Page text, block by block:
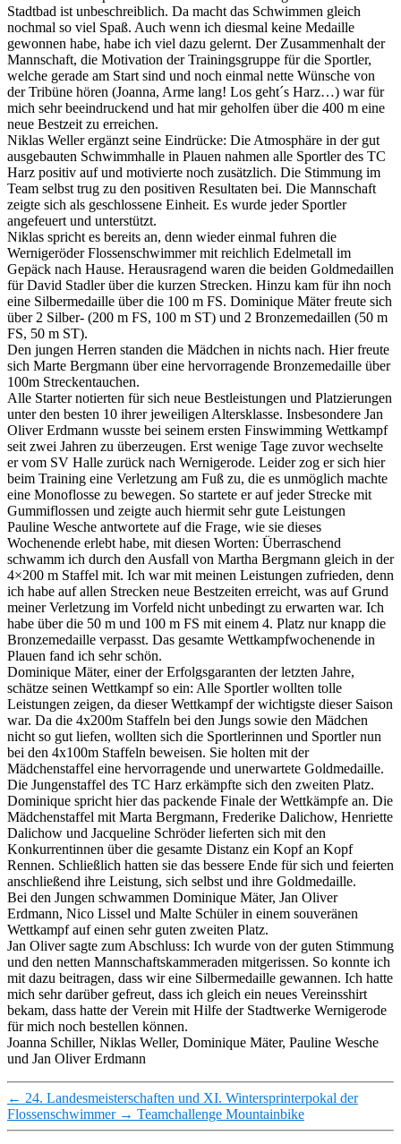
Stadtbad ist unbeschreiblich. Da macht das Schwimmen gleich
nochmal so viel Spaß. Auch wenn ich diesmal keine Medaille
gewonnen habe, habe ich viel dazu gelernt. Der Zusammenhalt der
Mannschaft, die Motivation der Trainingsgruppe für die Sportler,
welche gerade am Start sind und noch einmal nette Wünsche von
der Tribüne hören (Joanna, Arme lang! Los geht´s Harz…) war für
mich sehr beeindruckend und hat mir geholfen über die 400 m eine
neue Bestzeit zu erreichen.
Niklas Weller ergänzt seine Eindrücke: Die Atmosphäre in der gut
ausgebauten Schwimmhalle in Plauen nahmen alle Sportler des TC
Harz positiv auf und motivierte noch zusätzlich. Die Stimmung im
Team selbst trug zu den positiven Resultaten bei. Die Mannschaft
zeigte sich als geschlossene Einheit. Es wurde jeder Sportler
angefeuert und unterstützt.
Niklas spricht es bereits an, denn wieder einmal fuhren die
Wernigeröder Flossenschwimmer mit reichlich Edelmetall im
Gepäck nach Hause. Herausragend waren die beiden Goldmedaillen
für David Stadler über die kurzen Strecken. Hinzu kam für ihn noch
eine Silbermedaille über die 100 m FS. Dominique Mäter freute sich
über 2 Silber- (200 m FS, 100 m ST) und 2 Bronzemedaillen (50 m
FS, 50 m ST).
Den jungen Herren standen die Mädchen in nichts nach. Hier freute
sich Marte Bergmann über eine hervorragende Bronzemedaille über
100m Streckentauchen.
Alle Starter notierten für sich neue Bestleistungen und Platzierungen
unter den besten 10 ihrer jeweiligen Altersklasse. Insbesondere Jan
Oliver Erdmann wusste bei seinem ersten Finswimming Wettkampf
seit zwei Jahren zu überzeugen. Erst wenige Tage zuvor wechselte
er vom SV Halle zurück nach Wernigerode. Leider zog er sich hier
beim Training eine Verletzung am Fuß zu, die es unmöglich machte
eine Monoflosse zu bewegen. So startete er auf jeder Strecke mit
Gummiflossen und zeigte auch hiermit sehr gute Leistungen
Pauline Wesche antwortete auf die Frage, wie sie dieses
Wochenende erlebt habe, mit diesen Worten: Überraschend
schwamm ich durch den Ausfall von Martha Bergmann gleich in der
4×200 m Staffel mit. Ich war mit meinen Leistungen zufrieden, denn
ich habe auf allen Strecken neue Bestzeiten erreicht, was auf Grund
meiner Verletzung im Vorfeld nicht unbedingt zu erwarten war. Ich
habe über die 50 m und 100 m FS mit einem 4. Platz nur knapp die
Bronzemedaille verpasst. Das gesamte Wettkampfwochenende in
Plauen fand ich sehr schön.
Dominique Mäter, einer der Erfolgsgaranten der letzten Jahre,
schätze seinen Wettkampf so ein: Alle Sportler wollten tolle
Leistungen zeigen, da dieser Wettkampf der wichtigste dieser Saison
war. Da die 4x200m Staffeln bei den Jungs sowie den Mädchen
nicht so gut liefen, wollten sich die Sportlerinnen und Sportler nun
bei den 4x100m Staffeln beweisen. Sie holten mit der
Mädchenstaffel eine hervorragende und unerwartete Goldmedaille.
Die Jungenstaffel des TC Harz erkämpfte sich den zweiten Platz.
Dominique spricht hier das packende Finale der Wettkämpfe an. Die
Mädchenstaffel mit Marta Bergmann, Frederike Dalichow, Henriette
Dalichow und Jacqueline Schröder lieferten sich mit den
Konkurrentinnen über die gesamte Distanz ein Kopf an Kopf
Rennen. Schließlich hatten sie das bessere Ende für sich und feierten
anschließend ihre Leistung, sich selbst und ihre Goldmedaille.
Bei den Jungen schwammen Dominique Mäter, Jan Oliver
Erdmann, Nico Lissel und Malte Schüler in einem souveränen
Wettkampf auf einen sehr guten zweiten Platz.
Jan Oliver sagte zum Abschluss: Ich wurde von der guten Stimmung
und den netten Mannschaftskammeraden mitgerissen. So konnte ich
mit dazu beitragen, dass wir eine Silbermedaille gewannen. Ich hatte
mich sehr darüber gefreut, dass ich gleich ein neues Vereinsshirt
bekam, dass hatte der Verein mit Hilfe der Stadtwerke Wernigerode
für mich noch bestellen können.
Joanna Schiller, Niklas Weller, Dominique Mäter, Pauline Wesche
und Jan Oliver Erdmann
← 24. Landesmeisterschaften und XI. Wintersprinterpokal der
Flossenschwimmer → Teamchallenge Mountainbike